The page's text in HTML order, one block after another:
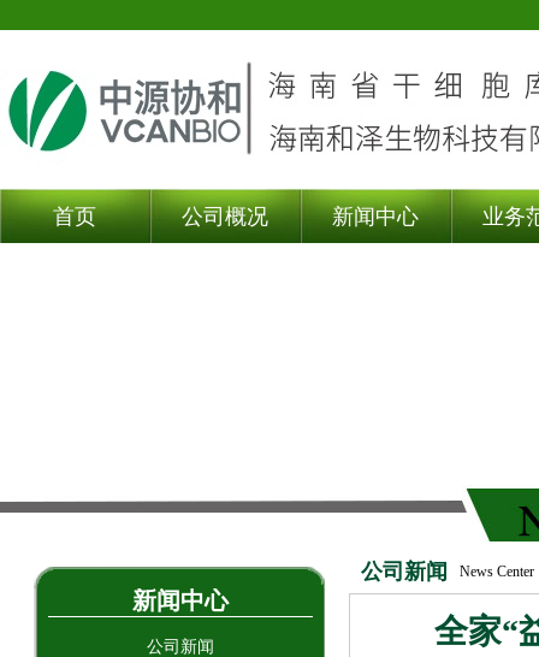
首页 公司概况 新闻中心 业务
新闻中心
公司新闻
公司新闻 News Center
全家“